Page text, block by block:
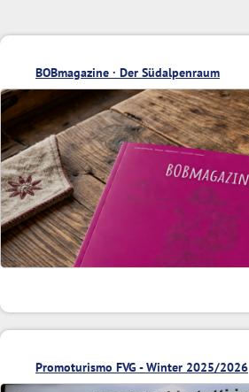
BOBmagazine · Der Südalpenraum
Promoturismo FVG - Winter 2025/2026